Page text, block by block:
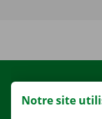
Notre site